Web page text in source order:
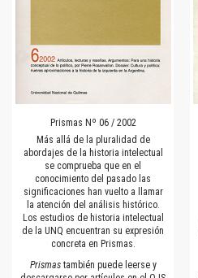
Prismas Nº 06 / 2002
Más allá de la pluralidad de
abordajes de la historia intelectual
se comprueba que en el
conocimiento del pasado las
significaciones han vuelto a llamar
la atención del análisis histórico.
Los estudios de historia intelectual
de la UNQ encuentran su expresión
concreta en Prismas.
Prismas también puede leerse y